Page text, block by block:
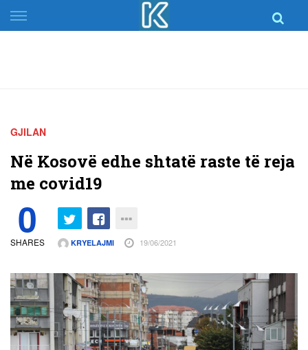
Skip
to
GJILAN
Në Kosovë edhe shtatë raste të reja
me covid19
0
SHARES KRYELAJMI 19/06/2021